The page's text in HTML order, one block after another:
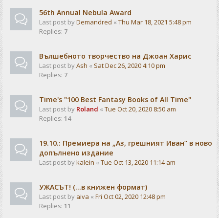
56th Annual Nebula Award
Last post byDemandred « Thu Mar 18, 2021 5:48 pm
Replies: 7
Вълшебното творчество на Джоан Харис
Last post byAsh « Sat Dec 26, 2020 4:10 pm
Replies: 7
Time's "100 Best Fantasy Books of All Time"
Last post by Roland « Tue Oct 20, 2020 8:50 am
Replies: 14
19.10.: Премиера на „Аз, грешният Иван“ в ново
допълнено издание
Last post bykalein « Tue Oct 13, 2020 11:14 am
УЖАСЪТ! (...в книжен формат)
Last post by aiva « Fri Oct 02, 2020 12:48 pm
Replies: 11